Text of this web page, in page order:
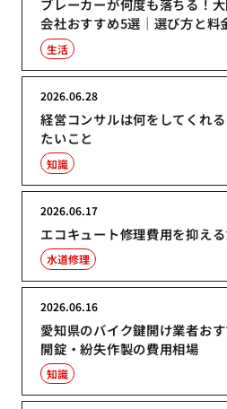
ブレーカーが何度も落ちる！
会社おすすめ5選｜選び方と料
生活
経営コンサルは何をしてくれ
たいこと
2026.06.28
知識
エコキュート修理費用を抑え
2026.06.17
水道修理
愛知県のバイク鍵開け業者お
開錠・紛失作製の費用相場
2026.06.16
知識